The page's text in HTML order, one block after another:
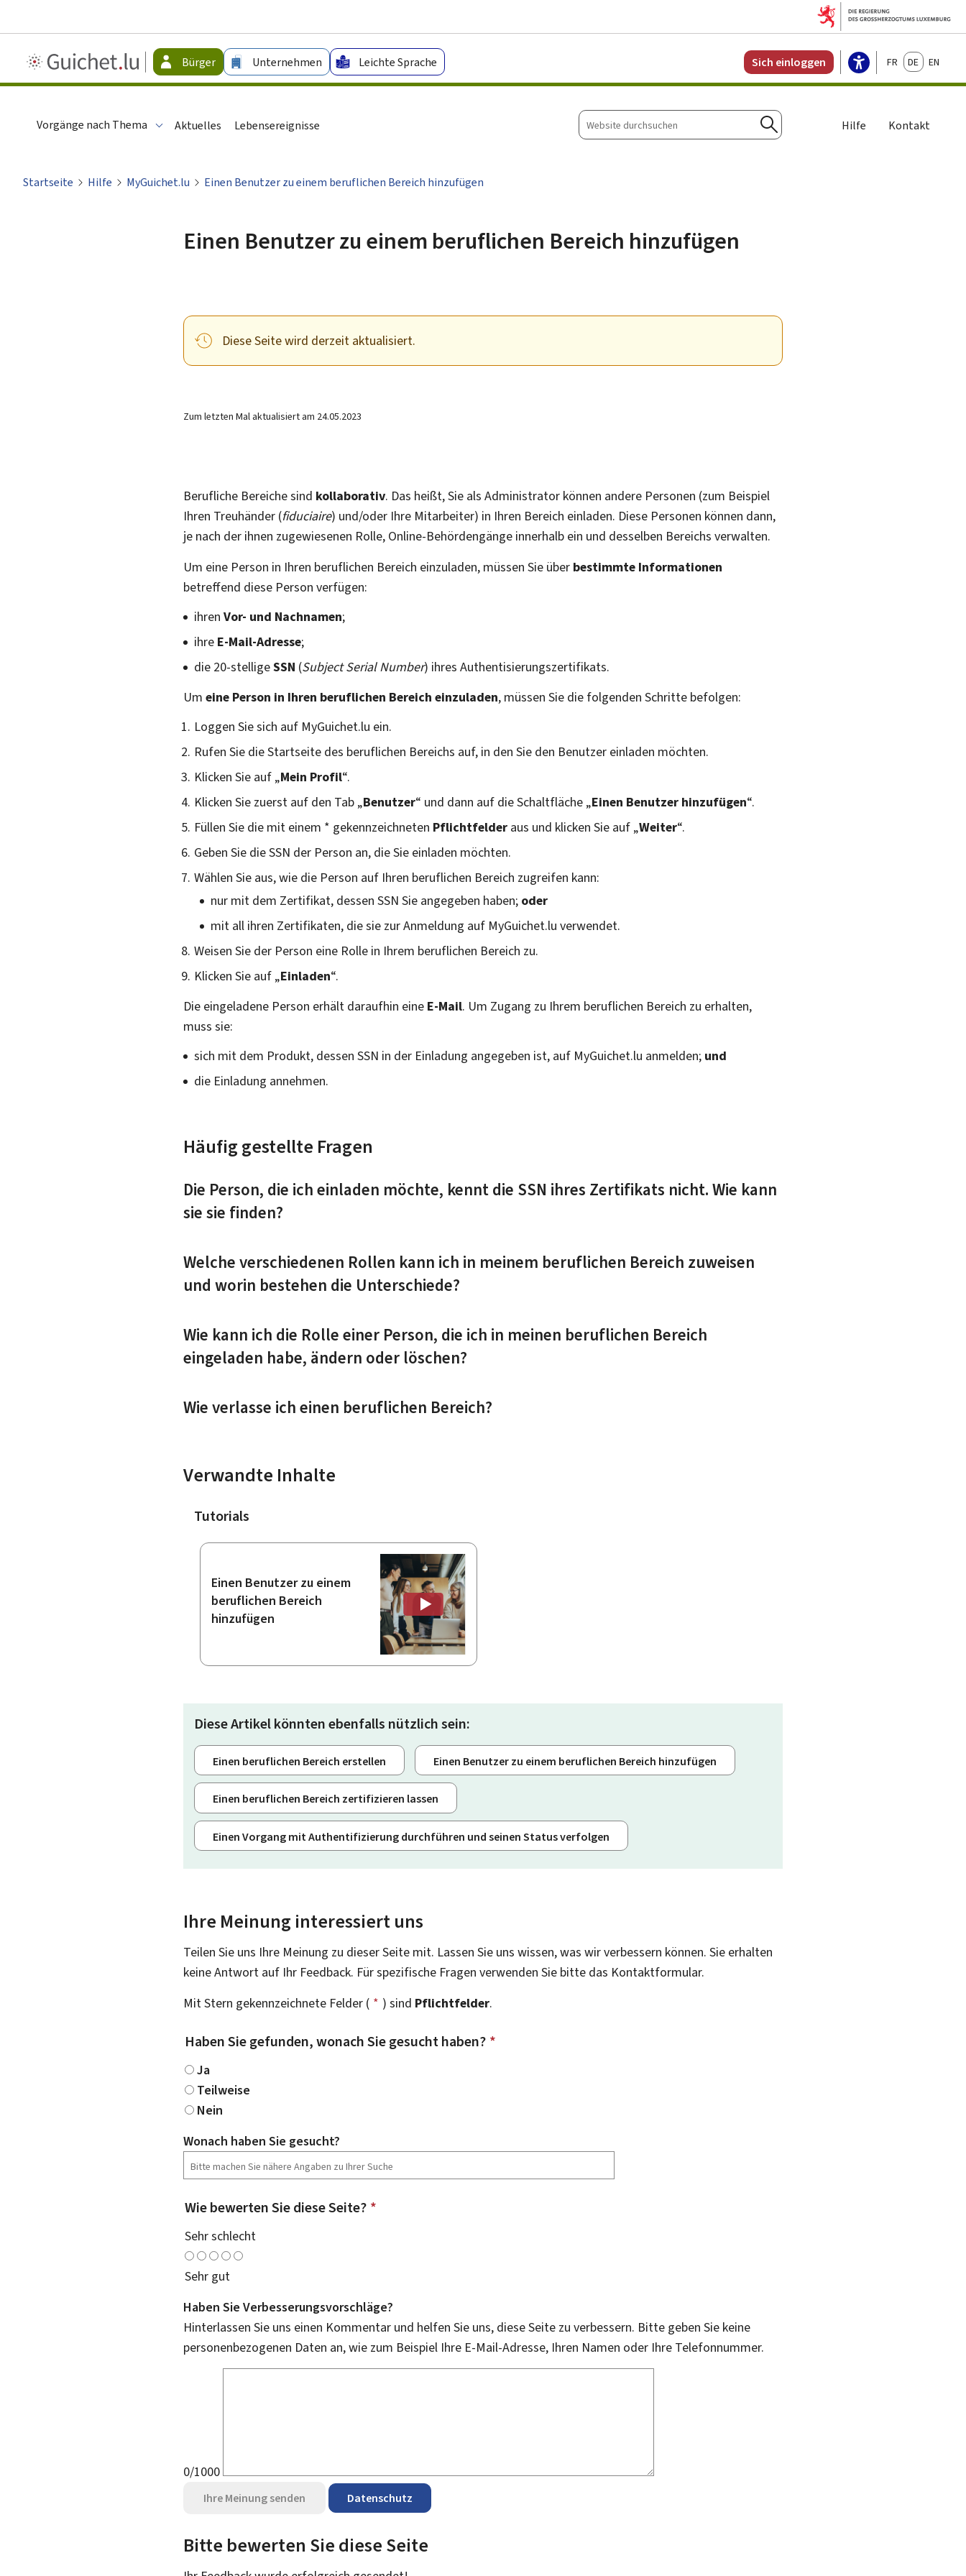
Guichet.lu
-
Bürger Unternehmen Leichte Sprache Sich einloggen FrançaisDeutschEnglish
Vorgänge nach Thema Aktuelles Lebensereignisse
Website
durchsuchen
Suchen
Hilfe Kontakt
Startseite Hilfe MyGuichet.lu Einen Benutzer zu einem beruflichen Bereich hinzufügen
Einen Benutzer zu einem beruflichen Bereich hinzufügen
Diese Seite wird derzeit aktualisiert.
Zum letzten Mal aktualisiert am 24.05.2023
Berufliche Bereiche sind kollaborativ. Das heißt, Sie als Administrator können andere Personen (zum Beispiel
Ihren Treuhänder (fiduciaire) und/oder Ihre Mitarbeiter) in Ihren Bereich einladen. Diese Personen können dann,
je nach der ihnen zugewiesenen Rolle, Online-Behördengänge innerhalb ein und desselben Bereichs verwalten.
Um eine Person in Ihren beruflichen Bereich einzuladen, müssen Sie über bestimmte Informationen
betreffend diese Person verfügen:
ihrenVor- und Nachnamen;
ihre E-Mail-Adresse;
die 20-stelligeSSN (Subject Serial Number) ihres Authentisierungszertifikats.
Umeine Person in Ihren beruflichen Bereich einzuladen, müssen Sie die folgenden Schritte befolgen:
Loggen Sie sich auf MyGuichet.lu ein.
Rufen Sie die Startseite des beruflichen Bereichs auf, in den Sie den Benutzer einladen möchten.
Klicken Sie auf „Mein Profil“.
Klicken Sie zuerst auf den Tab „Benutzer“ und dann auf die Schaltfläche „Einen Benutzer hinzufügen“.
Füllen Sie die mit einem * gekennzeichneten Pflichtfelder aus und klicken Sie auf „Weiter“.
Geben Sie die SSN der Person an, die Sie einladen möchten.
Wählen Sie aus, wie die Person auf Ihren beruflichen Bereich zugreifen kann:
nur mit dem Zertifikat, dessen SSN Sie angegeben haben; oder
mit all ihren Zertifikaten, die sie zur Anmeldung auf MyGuichet.lu verwendet.
Weisen Sie der Person eine Rolle in Ihrem beruflichen Bereich zu.
Klicken Sie auf „Einladen“.
Die eingeladene Person erhält daraufhin eine E-Mail. Um Zugang zu Ihrem beruflichen Bereich zu erhalten,
muss sie:
sich mit dem Produkt, dessen SSN in der Einladung angegeben ist, auf MyGuichet.lu anmelden; und
die Einladung annehmen.
Häufig gestellte Fragen
Die Person, die ich einladen möchte, kennt die SSN ihres Zertifikats nicht. Wie kann
sie sie finden?
Welche verschiedenen Rollen kann ich in meinem beruflichen Bereich zuweisen
und worin bestehen die Unterschiede?
Wie kann ich die Rolle einer Person, die ich in meinen beruflichen Bereich
eingeladen habe, ändern oder löschen?
Wie verlasse ich einen beruflichen Bereich?
Verwandte Inhalte
Tutorials
Einen Benutzer zu einem
beruflichen Bereich
hinzufügen
Diese Artikel könnten ebenfalls nützlich sein:
Einen beruflichen Bereich erstellen Einen Benutzer zu einem beruflichen Bereich hinzufügen
Einen beruflichen Bereich zertifizieren lassen
Einen Vorgang mit Authentifizierung durchführen und seinen Status verfolgen
Ihre Meinung interessiert uns
Teilen Sie uns Ihre Meinung zu dieser Seite mit. Lassen Sie uns wissen, was wir verbessern können. Sie erhalten
keine Antwort auf Ihr Feedback. Für spezifische Fragen verwenden Sie bitte das Kontaktformular.
Mit Stern gekennzeichnete Felder ( * ) sind Pflichtfelder.
Haben Sie gefunden, wonach Sie gesucht haben? *
Ja
Teilweise
Nein
Wonach haben Sie gesucht?
Wie bewerten Sie diese Seite? *
Sehr schlecht
Sehr gut
Haben Sie Verbesserungsvorschläge?
Hinterlassen Sie uns einen Kommentar und helfen Sie uns, diese Seite zu verbessern. Bitte geben Sie keine
personenbezogenen Daten an, wie zum Beispiel Ihre E-Mail-Adresse, Ihren Namen oder Ihre Telefonnummer.
0/1000
Ihre Meinung senden Datenschutz
Bitte bewerten Sie diese Seite